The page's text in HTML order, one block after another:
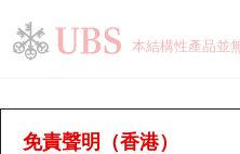
本結構性產品並
免責聲明（香港）
牛熊證分析儀
瑞銀認股證一覽
街貨統計
牛熊全景快搜
街貨統計
十大升幅/跌幅
正股分析儀
持股比重
每月輪證大市專題